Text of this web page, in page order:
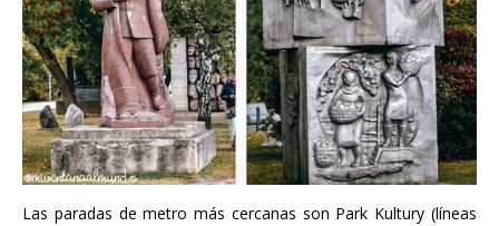
Las paradas de metro más cercanas son Park Kultury (líneas